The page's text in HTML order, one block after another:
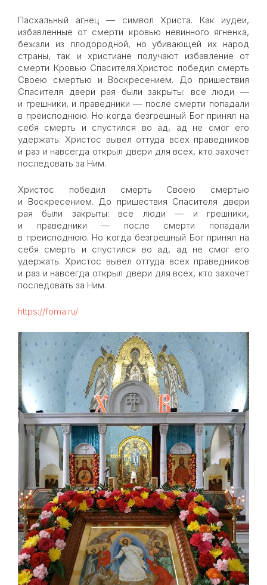
Пасхальный агнец — символ Христа. Как иу­деи,
избавленные от смерти кровью невинного ягненка,
бежали из плодородной, но убивающей их народ
страны, так и христиане получают избавление от
смерти Кровью Спасителя.Христос победил смерть
Своею смертью и Воскресением. До пришествия
Спасителя двери рая были закрыты: все люди —
и грешники, и праведники — после смерти попадали
в преисподнюю. Но когда безгрешный Бог принял на
себя смерть и спустился во ад, ад не смог его
удержать. Христос вывел оттуда всех праведников
и раз и навсегда открыл двери для всех, кто захочет
последовать за Ним.
Христос победил смерть Своею смертью
и Воскресением. До пришествия Спасителя двери
рая были закрыты: все люди — и грешники,
и праведники — после смерти попадали
в преисподнюю. Но когда безгрешный Бог принял на
себя смерть и спустился во ад, ад не смог его
удержать. Христос вывел оттуда всех праведников
и раз и навсегда открыл двери для всех, кто захочет
последовать за Ним.
https://foma.ru/